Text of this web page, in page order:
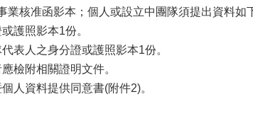
業核准函影本；個人或設立中團隊須提出資料如
護照影本1份。
表人之身分證或護照影本1份。
檢附相關證明文件。
人資料提供同意書(附件2)。